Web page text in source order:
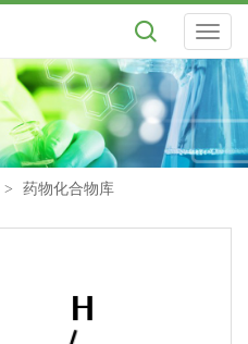
Toggle
药物化合物库